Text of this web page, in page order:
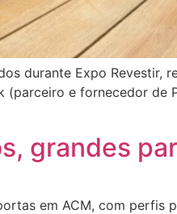
durante Expo Revestir,
e fornecedor de
grandes
em ACM, com perfis